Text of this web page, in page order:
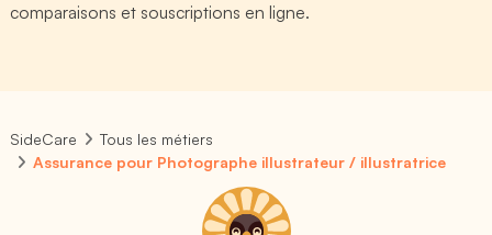
comparaisons et souscriptions en ligne.
SideCare
Tous les métiers
Assurance pour Photographe illustrateur / illustratrice